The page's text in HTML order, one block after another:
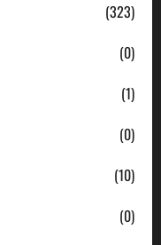
(323)
(0)
(1)
(0)
(10)
(0)